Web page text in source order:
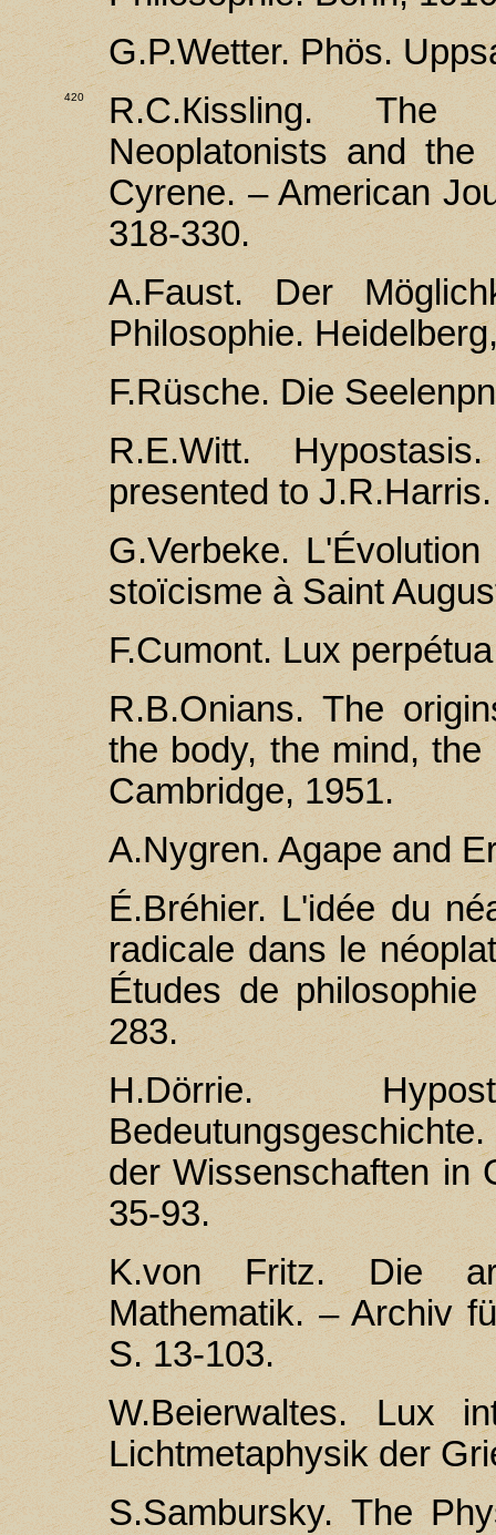
G.P.Wetter. Phös.
420
R.С.Кissling. The
Neoplatonists and
Cyrene. – American
318-330.
А.Faust. Der
Philosophie.
F.Rüsche. Die
R.E.Witt.
presented to
G.Verbeke.
stoïcisme à Saint
F.Cumont. Lux
R.В.Оnians. The
the body, the mind,
Cambridge, 1951.
A.Nygren. Agape and
É.Bréhier. L'idée du
radicale dans le
Études de
283.
H.Dörrie.
der Wissenschaften in
35-93.
K.von Fritz. Die
Mathematik. – Archiv
S. 13-103.
W.Beierwaltes. Lux
Lichtmetaphysik der
S.Sambursky. The